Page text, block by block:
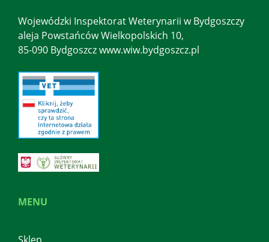
MENU
Wojewódzki Inspektorat Weterynarii w Bydgoszczy
aleja Powstańców Wielkopolskich 10,
85-090 Bydgoszcz www.wiw.bydgoszcz.pl